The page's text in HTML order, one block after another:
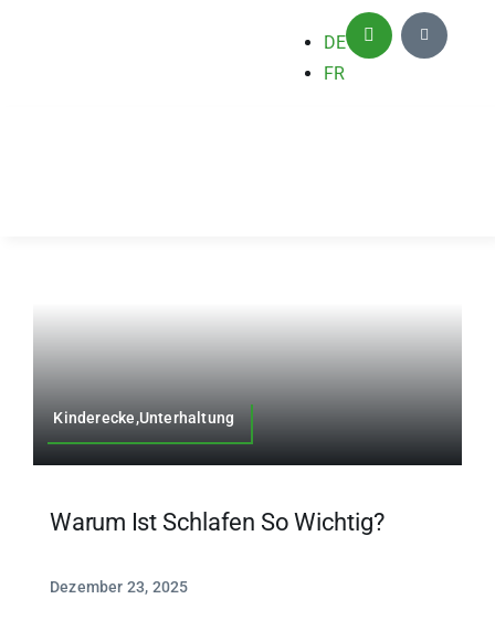
DE
FR
Kinderecke,Unterhaltung
Warum Ist Schlafen So Wichtig?
Dezember 23, 2025